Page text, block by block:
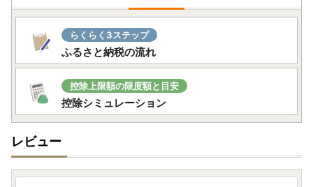
らくらく3ステップ
ふるさと納税の流れ
控除上限額の限度額と目安
控除シミュレーション
レビュー